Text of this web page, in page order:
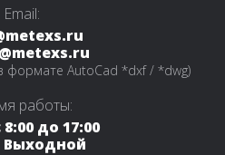
Email:
формате AutoCad *dxf / *dwg)
работы:
до 17:00
Выходной